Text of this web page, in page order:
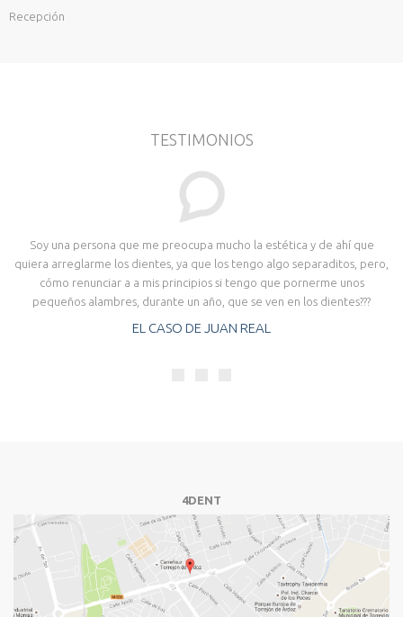
Recepción
TESTIMONIOS
Soy una persona que me preocupa mucho la estética y de ahí que
quiera arreglarme los dientes, ya que los tengo algo separaditos, pero,
cómo renunciar a a mis principios si tengo que pornerme unos
pequeños alambres, durante un año, que se ven en los dientes???
EL CASO DE JUAN REAL
4DENT